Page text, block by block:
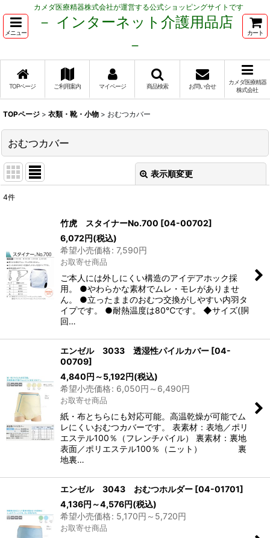
カメダ医療精器株式会社が運営する公式ショッピングサイトです
メニュー
－ インターネット介護用品店
－
カート
TOPページ ご利用案内 マイページ 商品検索 お問い合せ
カメダ医療精器
株式会社
TOPページ > 衣類・靴・小物 > おむつカバー
おむつカバー
表示順変更
絞り込む
4件
竹虎 スタイナーNo.700 [04-00702]
6,072円(税込)
希望小売価格: 7,590円
お取寄せ商品
ご本人には外しにくい構造のアイデアホック採
用。 ●やわらかな素材でムレ・モレがありませ
ん。 ●立ったままのおむつ交換がしやすい内羽タ
イプです。 ●耐熱温度は80℃です。 ◆サイズ(胴
回…
エンゼル 3033 透湿性パイルカバー [04-
00709]
4,840円 ～5,192円(税込)
希望小売価格: 6,050円 ～6,490円
お取寄せ商品
紙・布とちらにも対応可能。高温乾燥が可能でム
レにくいおむつカバーです。 表素材：表地／ポリ
エステル100％（フレンチパイル） 裏素材：裏地
表面／ポリエステル100％（ニット） 裏
地裏…
エンゼル 3043 おむつホルダー [04-01701]
4,136円 ～4,576円(税込)
希望小売価格: 5,170円 ～5,720円
お取寄せ商品